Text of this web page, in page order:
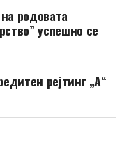
родовата
успешно се
рејтинг „А“